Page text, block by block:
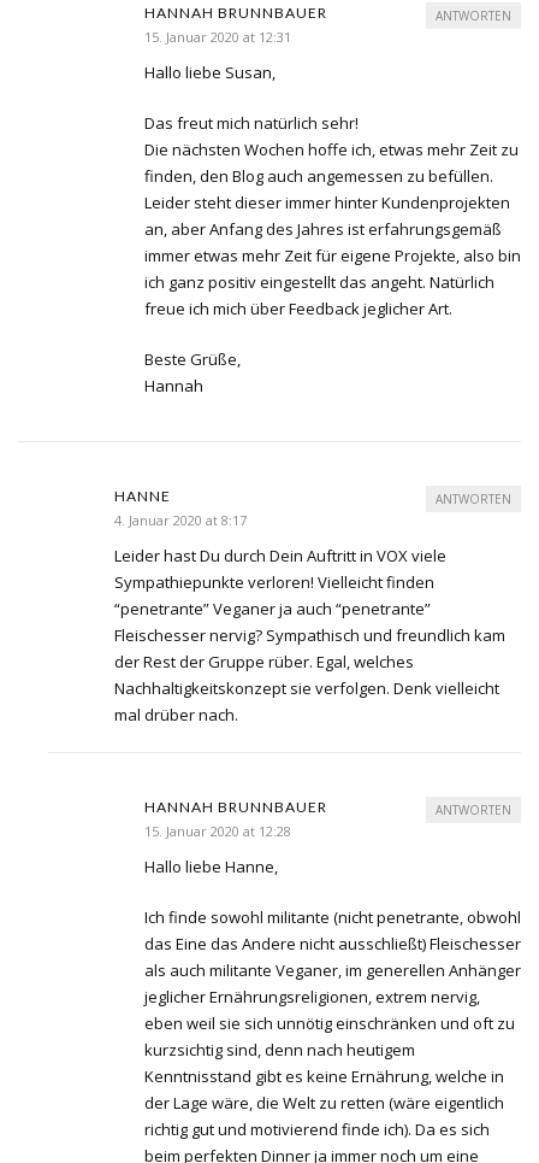
HANNAH BRUNNBAUER
15. Januar 2020 at 12:31
Hallo liebe Susan,
Das freut mich natürlich sehr!
Die nächsten Wochen hoffe ich, etwas mehr Zeit zu
finden, den Blog auch angemessen zu befüllen.
Leider steht dieser immer hinter Kundenprojekten
an, aber Anfang des Jahres ist erfahrungsgemäß
immer etwas mehr Zeit für eigene Projekte, also bin
ich ganz positiv eingestellt das angeht. Natürlich
freue ich mich über Feedback jeglicher Art.
Beste Grüße,
Hannah
ANTWORTEN
HANNE
4. Januar 2020 at 8:17
Leider hast Du durch Dein Auftritt in VOX viele
Sympathiepunkte verloren! Vielleicht finden
“penetrante” Veganer ja auch “penetrante”
Fleischesser nervig? Sympathisch und freundlich kam
der Rest der Gruppe rüber. Egal, welches
Nachhaltigkeitskonzept sie verfolgen. Denk vielleicht
mal drüber nach.
ANTWORTEN
HANNAH BRUNNBAUER
15. Januar 2020 at 12:28
Hallo liebe Hanne,
Ich finde sowohl militante (nicht penetrante, obwohl
das Eine das Andere nicht ausschließt) Fleischesser
als auch militante Veganer, im generellen Anhänger
jeglicher Ernährungsreligionen, extrem nervig,
eben weil sie sich unnötig einschränken und oft zu
kurzsichtig sind, denn nach heutigem
Kenntnisstand gibt es keine Ernährung, welche in
der Lage wäre, die Welt zu retten (wäre eigentlich
richtig gut und motivierend finde ich). Da es sich
beim perfekten Dinner ja immer noch um eine
ANTWORTEN